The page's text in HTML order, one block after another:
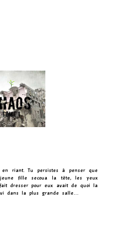
riant. Tu persistes à penser que
fille secoua la tête, les yeux
dresser pour eux avait de quoi la
dans la plus grande salle…